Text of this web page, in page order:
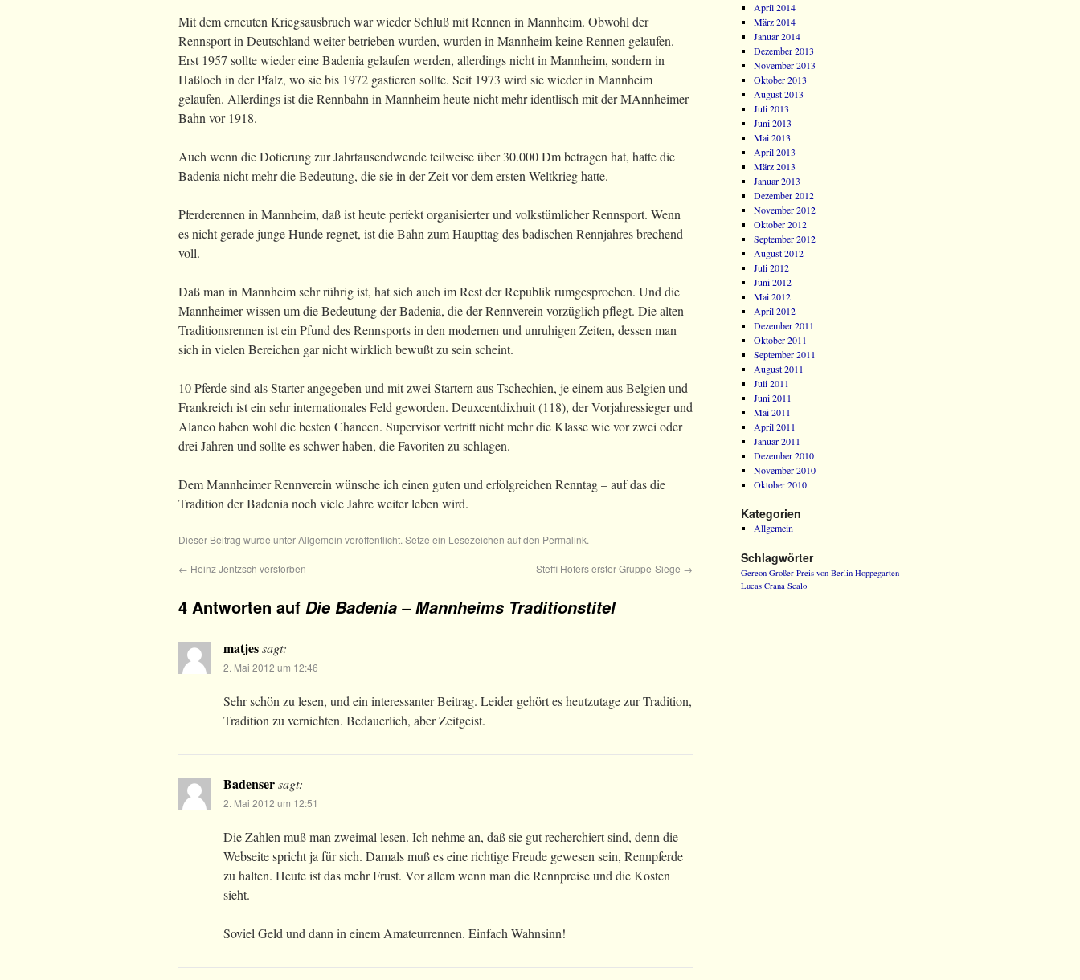
Mit dem erneuten Kriegsausbruch war wieder Schluß mit Rennen in Mannheim. Obwohl der
Rennsport in Deutschland weiter betrieben wurden, wurden in Mannheim keine Rennen gelaufen.
Erst 1957 sollte wieder eine Badenia gelaufen werden, allerdings nicht in Mannheim, sondern in
Haßloch in der Pfalz, wo sie bis 1972 gastieren sollte. Seit 1973 wird sie wieder in Mannheim
gelaufen. Allerdings ist die Rennbahn in Mannheim heute nicht mehr identlisch mit der MAnnheimer
Bahn vor 1918.
Auch wenn die Dotierung zur Jahrtausendwende teilweise über 30.000 Dm betragen hat, hatte die
Badenia nicht mehr die Bedeutung, die sie in der Zeit vor dem ersten Weltkrieg hatte.
Pferderennen in Mannheim, daß ist heute perfekt organisierter und volkstümlicher Rennsport. Wenn
es nicht gerade junge Hunde regnet, ist die Bahn zum Haupttag des badischen Rennjahres brechend
voll.
Daß man in Mannheim sehr rührig ist, hat sich auch im Rest der Republik rumgesprochen. Und die
Mannheimer wissen um die Bedeutung der Badenia, die der Rennverein vorzüglich pflegt. Die alten
Traditionsrennen ist ein Pfund des Rennsports in den modernen und unruhigen Zeiten, dessen man
sich in vielen Bereichen gar nicht wirklich bewußt zu sein scheint.
10 Pferde sind als Starter angegeben und mit zwei Startern aus Tschechien, je einem aus Belgien und
Frankreich ist ein sehr internationales Feld geworden. Deuxcentdixhuit (118), der Vorjahressieger und
Alanco haben wohl die besten Chancen. Supervisor vertritt nicht mehr die Klasse wie vor zwei oder
drei Jahren und sollte es schwer haben, die Favoriten zu schlagen.
Dem Mannheimer Rennverein wünsche ich einen guten und erfolgreichen Renntag – auf das die
Tradition der Badenia noch viele Jahre weiter leben wird.
Dieser Beitrag wurde unterAllgemein veröffentlicht. Setze ein Lesezeichen auf den Permalink.
← Heinz Jentzsch verstorben Steffi Hofers erster Gruppe-Siege →
4 Antworten auf Die Badenia – Mannheims Traditionstitel
matjessagt:
2. Mai 2012 um 12:46
Sehr schön zu lesen, und ein interessanter Beitrag. Leider gehört es heutzutage zur Tradition,
Tradition zu vernichten. Bedauerlich, aber Zeitgeist.
Badensersagt:
2. Mai 2012 um 12:51
Die Zahlen muß man zweimal lesen. Ich nehme an, daß sie gut recherchiert sind, denn die
Webseite spricht ja für sich. Damals muß es eine richtige Freude gewesen sein, Rennpferde
zu halten. Heute ist das mehr Frust. Vor allem wenn man die Rennpreise und die Kosten
sieht.
Soviel Geld und dann in einem Amateurrennen. Einfach Wahnsinn!
April 2014
März 2014
Januar 2014
Dezember 2013
November 2013
Oktober 2013
August 2013
Juli 2013
Juni 2013
Mai 2013
April 2013
März 2013
Januar 2013
Dezember 2012
November 2012
Oktober 2012
September 2012
August 2012
Juli 2012
Juni 2012
Mai 2012
April 2012
Dezember 2011
Oktober 2011
September 2011
August 2011
Juli 2011
Juni 2011
Mai 2011
April 2011
Januar 2011
Dezember 2010
November 2010
Oktober 2010
Kategorien
Allgemein
Schlagwörter
Gereon Großer Preis von Berlin Hoppegarten
Lucas Crana Scalo